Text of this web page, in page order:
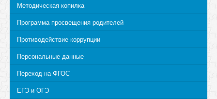
Методическая копилка
Программа просвещения родителей
Противодействие коррупции
Персональные данные
Переход на ФГОС
ЕГЭ и ОГЭ